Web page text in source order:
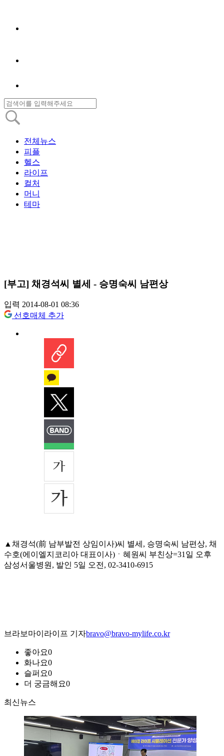
전체뉴스
피플
헬스
라이프
컬처
머니
테마
[부고] 채경석씨 별세 - 승명숙씨 남편상
입력 2014-08-01 08:36
선호매체 추가
▲채경석(前 남부발전 상임이사)씨 별세, 승명숙씨 남편상, 채
수호(에이엘지코리아 대표이사)ㆍ혜원씨 부친상=31일 오후
삼성서울병원, 발인 5일 오전, 02-3410-6915
브라보마이라이프 기자bravo@bravo-mylife.co.kr
좋아요0
화나요0
슬퍼요0
더 궁금해요0
최신뉴스